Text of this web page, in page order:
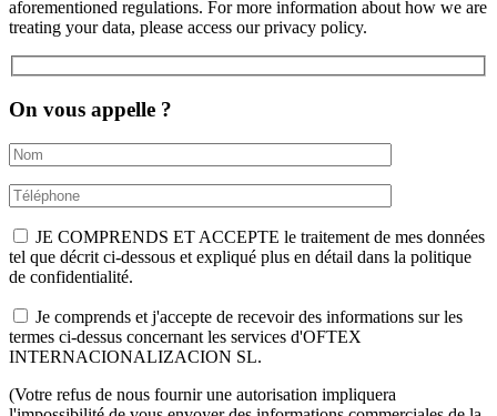
aforementioned regulations. For more information about how we are
treating your data, please access our privacy policy.
On vous appelle ?
JE COMPRENDS ET ACCEPTE le traitement de mes données
tel que décrit ci-dessous et expliqué plus en détail dans la politique
de confidentialité.
Je comprends et j'accepte de recevoir des informations sur les
termes ci-dessus concernant les services d'OFTEX
INTERNACIONALIZACION SL.
(Votre refus de nous fournir une autorisation impliquera